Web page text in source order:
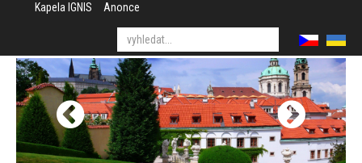
Kapela IGNIS Anonce